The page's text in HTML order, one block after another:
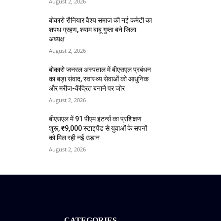
बोकारो रौनियार वैश्य समाज की नई कमेटी का
शपथ ग्रहण, श्याम बाबू गुप्ता बने जिला
अध्यक्ष
August 2, 2026
बोकारो जनरल अस्पताल में बीएसएल प्रबंधन
का बड़ा संवाद, स्वास्थ्य सेवाओं को आधुनिक
और मरीज-केंद्रित बनाने पर जोर
August 2, 2026
बीएसएल में 91 पीएम इंटर्न्स का प्रशिक्षण
शुरू, ₹9,000 स्टाइपेंड से युवाओं के सपनों
को मिल रही नई उड़ान
August 2, 2026